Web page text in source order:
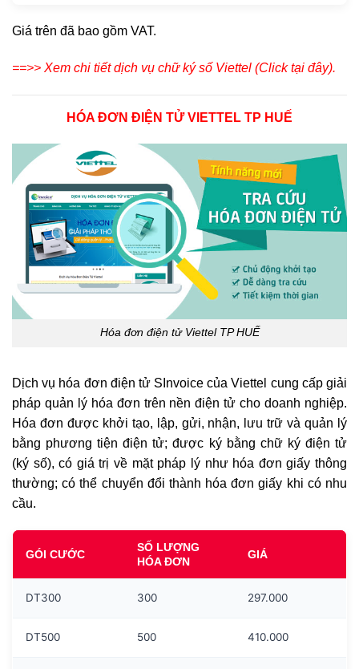
Giá trên đã bao gồm VAT.
==>> Xem chi tiết dịch vụ chữ ký số Viettel (Click tại đây).
HÓA ĐƠN ĐIỆN TỬ VIETTEL TP HUẾ
Hóa đơn điện tử Viettel TP HUẾ
Dịch vụ hóa đơn điện tử SInvoice của Viettel cung cấp giải
pháp quản lý hóa đơn trên nền điện tử cho doanh nghiệp.
Hóa đơn được khởi tạo, lập, gửi, nhận, lưu trữ và quản lý
bằng phương tiện điện tử; được ký bằng chữ ký điện tử
(ký số), có giá trị về mặt pháp lý như hóa đơn giấy thông
thường; có thể chuyển đổi thành hóa đơn giấy khi có nhu
cầu.
GÓI CƯỚC
SỐ LƯỢNG
HÓA ĐƠN
GIÁ
DT300 300 297.000
DT500 500 410.000